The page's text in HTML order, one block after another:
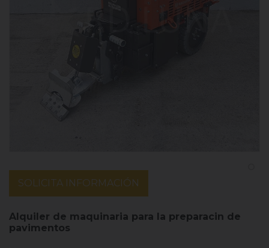
SOLICITA INFORMACIÓN
Alquiler de maquinaria para la preparacin de
pavimentos